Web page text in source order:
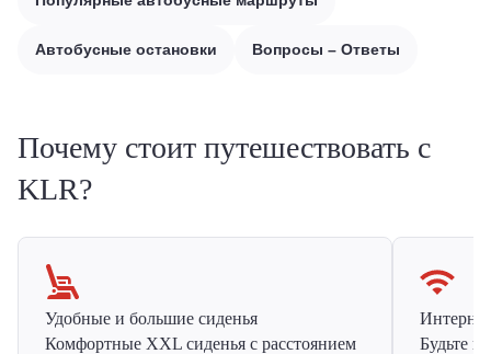
Автобусные остановки Вопросы – Ответы
Почему стоит путешествовать с
KLR?
Удобные и большие сиденья
Комфортные XXL сиденья с расстоянием
Будьте